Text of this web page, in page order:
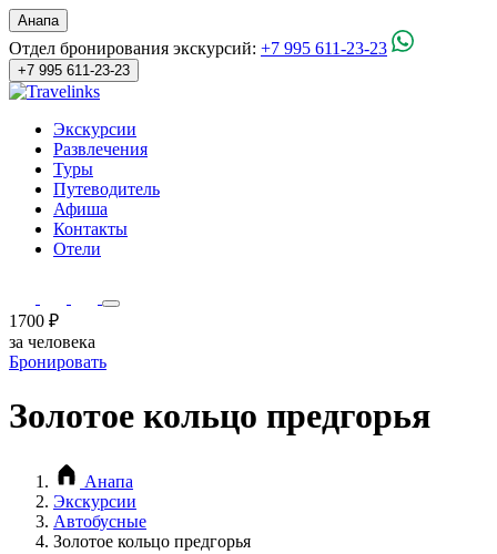
Анапа
Отдел бронирования экскурсий: +7 995 611-23-23
+7 995 611-23-23
Экскурсии
Развлечения
Туры
Путеводитель
Афиша
Контакты
Отели
1700 ₽
за человека
Бронировать
Золотое кольцо предгорья
Анапа
Экскурсии
Автобусные
Золотое кольцо предгорья